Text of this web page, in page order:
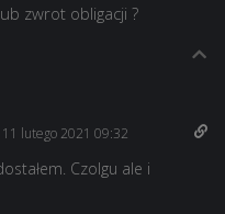
zwrot obligacji ?
lutego 2021 09:32
Czolgu ale i